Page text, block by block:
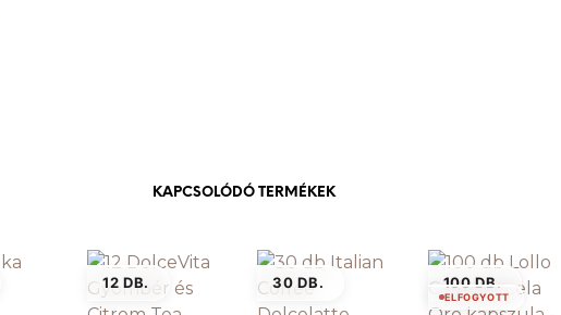
KAPCSOLÓDÓ TERMÉKEK
12 DB. 30 DB. 100 DB.
ELFOGYOTT